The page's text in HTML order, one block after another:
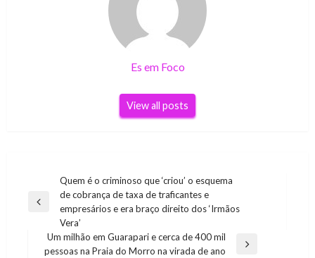
Es em Foco
View all posts
Navegação
de
Previous
Quem é o criminoso que ‘criou’ o esquema
de cobrança de taxa de traficantes e
empresários e era braço direito dos ‘Irmãos
Vera’
Next
Um milhão em Guarapari e cerca de 400 mil
pessoas na Praia do Morro na virada de ano